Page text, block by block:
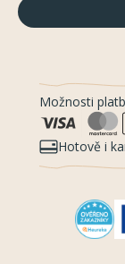
Možnosti
Hotově i